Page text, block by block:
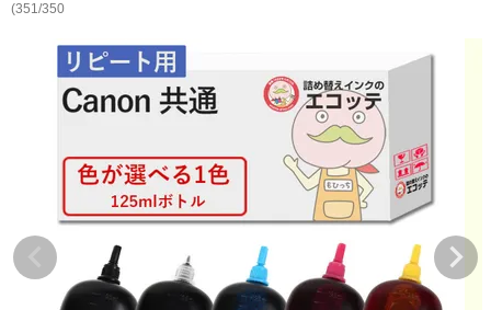
初心者用セット
キャノンインク
ブラザーインク
詰め替えインク
互換インクボトル
互換インクカートリッジ
(351/350